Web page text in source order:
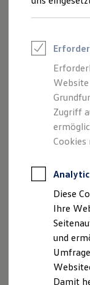
Leasing
Anpfiff
ID.
Der Polo
Kompakt,
Entdecken
Mehr zum
Zugriff
Diese
Ihre
und
Damit